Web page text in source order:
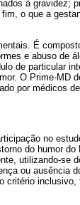
à gravidez;
o que a
É
e abuso de
de particular
O Prime-MD
por médicos
no
do humor do
utilizando-se
ou ausência
critério inclusivo,